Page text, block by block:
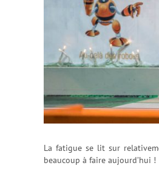
La fatigue se lit sur
beaucoup à faire aujourd’hui !